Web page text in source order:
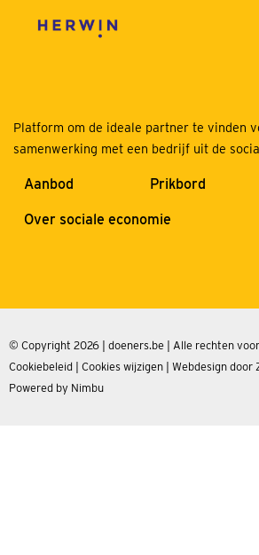
Platform om de ideale partner te vinden
samenwerking met een bedrijf uit de
Aanbod Prikbord
Over sociale economie
© Copyright 2026 | doeners.be | Alle rechten
Cookiebeleid
Cookies wijzigen Webdesign door
Powered by Nimbu